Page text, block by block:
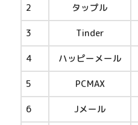
2
タップル
3
Tinder
4
ハッピーメール
5
PCMAX
6
Jメール